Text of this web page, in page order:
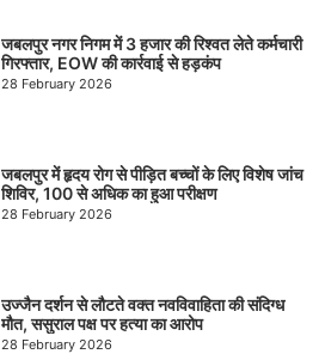
जबलपुर नगर निगम में 3 हजार की रिश्वत लेते कर्मचारी
गिरफ्तार, EOW की कार्रवाई से हड़कंप
28 February 2026
जबलपुर में हृदय रोग से पीड़ित बच्चों के लिए विशेष जांच
शिविर, 100 से अधिक का हुआ परीक्षण
28 February 2026
उज्जैन दर्शन से लौटते वक्त नवविवाहिता की संदिग्ध
मौत, ससुराल पक्ष पर हत्या का आरोप
28 February 2026